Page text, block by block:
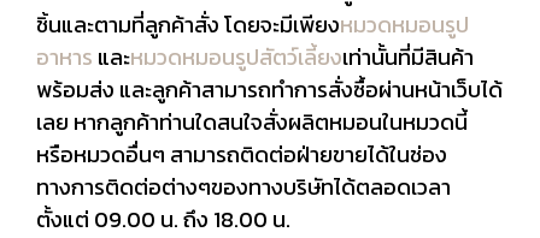
ชิ้นและตามที่ลูกค้าสั่ง โดยจะมีเพียงหมวดหมอนรูป
อาหาร และหมวดหมอนรูปสัตว์เลี้ยงเท่านั้นที่มีสินค้า
พร้อมส่ง และลูกค้าสามารถทำการสั่งซื้อผ่านหน้าเว็บได้
เลย หากลูกค้าท่านใดสนใจสั่งผลิตหมอนในหมวดนี้
หรือหมวดอื่นๆ สามารถติดต่อฝ่ายขายได้ในช่อง
ทางการติดต่อต่างๆของทางบริษัทได้ตลอดเวลา
ตั้งแต่ 09.00 น. ถึง 18.00 น.